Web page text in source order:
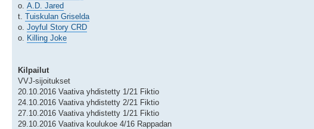
o. A.D. Jared
t. Tuiskulan Griselda
o. Joyful Story CRD
o. Killing Joke
Kilpailut
VVJ-sijoitukset
20.10.2016 Vaativa yhdistetty 1/21 Fiktio
24.10.2016 Vaativa yhdistetty 2/21 Fiktio
27.10.2016 Vaativa yhdistetty 1/21 Fiktio
29.10.2016 Vaativa koulukoe 4/16 Rappadan